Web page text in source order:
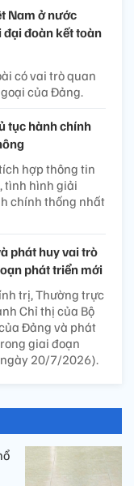
Nam ở nước
đại đoàn kết toàn
có vai trò quan
của Đảng.
tục hành chính
hợp thông tin
tình hình giải
chính thống nhất
phát huy vai trò
phát triển mới
trị, Thường trực
Chỉ thị của Bộ
Đảng và phát
giai đoạn
20/7/2026).